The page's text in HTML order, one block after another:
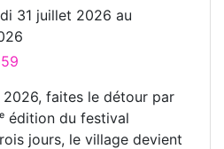
31 juillet 2026 au
faites le détour par
édition du festival
jours, le village devient